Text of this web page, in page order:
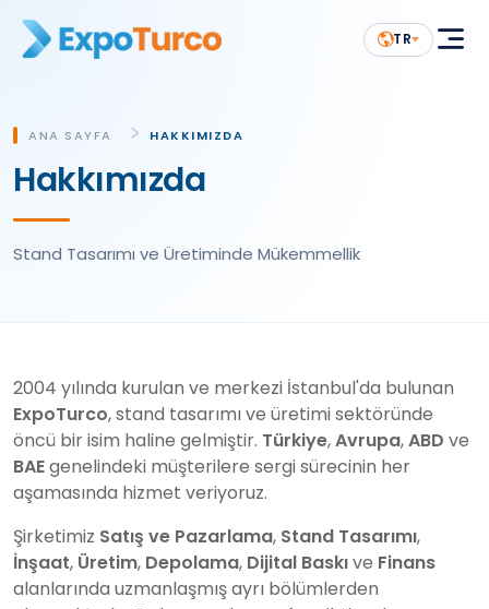
TR
Hakkımızda
Stand Tasarımı ve Üretiminde Mükemmellik
ANA SAYFA HAKKIMIZDA
2004 yılında kurulan ve merkezi İstanbul'da bulunan
ExpoTurco, stand tasarımı ve üretimi sektöründe
öncü bir isim haline gelmiştir. Türkiye,Avrupa,ABD ve
BAEgenelindeki müşterilere sergi sürecinin her
aşamasında hizmet veriyoruz.
Şirketimiz Satış ve Pazarlama, Stand Tasarımı,
İnşaat, Üretim, Depolama, Dijital Baskıve Finans
alanlarında uzmanlaşmış ayrı bölümlerden